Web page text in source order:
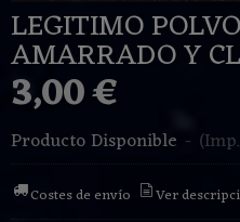
LEGITIMO
AMARRADO Y
3,00 €
Producto Disponible -
Costes de envío Ver